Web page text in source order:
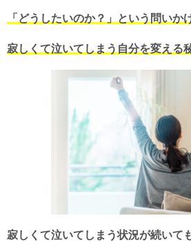
「どうしたいのか？」という問いか
寂しくて泣いてしまう自分を変える
寂しくて泣いてしまう状況が続いても